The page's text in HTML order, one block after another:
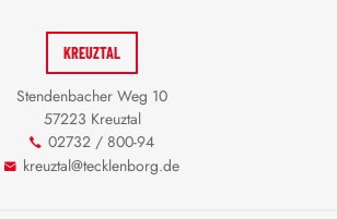
KREUZTAL
Stendenbacher Weg 10
57223 Kreuztal
02732 / 800-94
kreuztal@tecklenborg.de